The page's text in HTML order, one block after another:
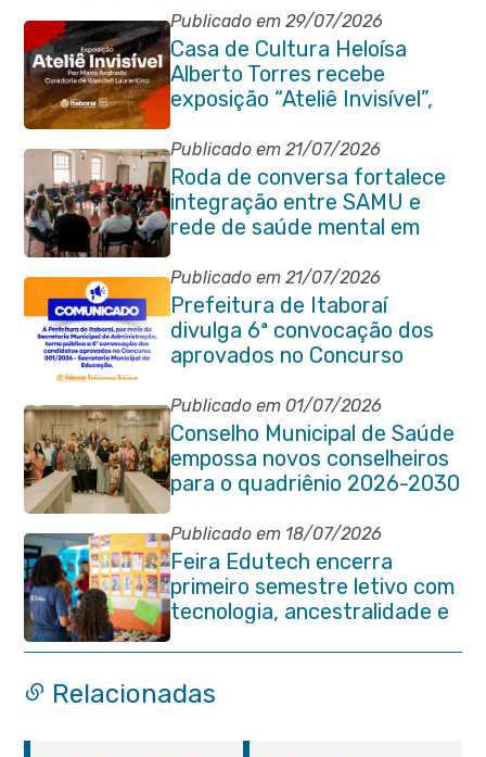
Publicado em 29/07/2026
Casa de Cultura Heloísa
Alberto Torres recebe
exposição “Ateliê Invisível”,
da artista Maíra Andrade
Publicado em 21/07/2026
Roda de conversa fortalece
integração entre SAMU e
rede de saúde mental em
Itaboraí
Publicado em 21/07/2026
Prefeitura de Itaboraí
divulga 6ª convocação dos
aprovados no Concurso
Educação
Publicado em 01/07/2026
Conselho Municipal de Saúde
empossa novos conselheiros
para o quadriênio 2026-2030
Publicado em 18/07/2026
Feira Edutech encerra
primeiro semestre letivo com
tecnologia, ancestralidade e
protagonismo estudantil em
Itaboraí
Relacionadas